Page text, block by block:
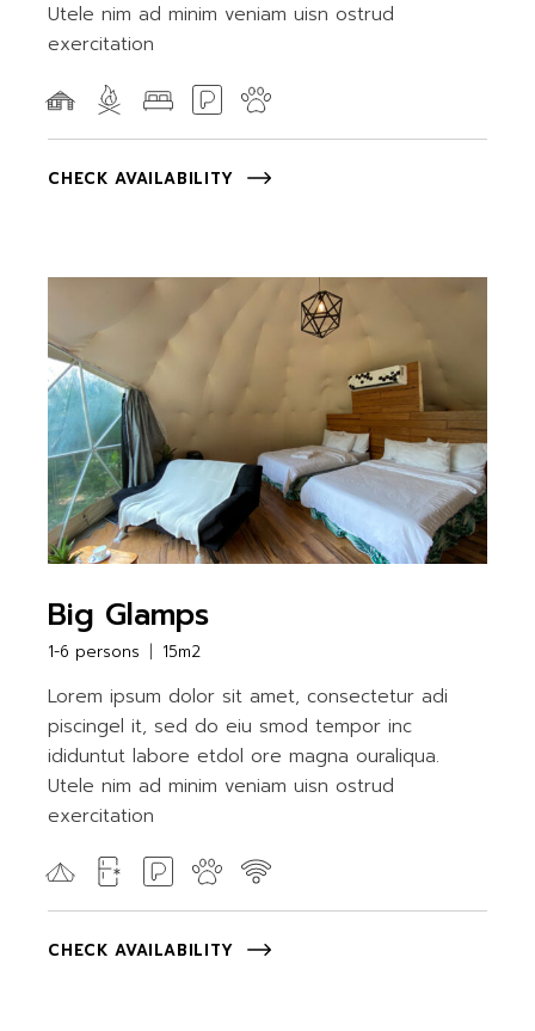
Utele nim ad minim veniam uisn ostrud
exercitation
CHECK AVAILABILITY
Big Glamps
1-6 persons 15m2
Lorem ipsum dolor sit amet, consectetur adi
piscingel it, sed do eiu smod tempor inc
ididuntut labore etdol ore magna ouraliqua.
Utele nim ad minim veniam uisn ostrud
exercitation
CHECK AVAILABILITY